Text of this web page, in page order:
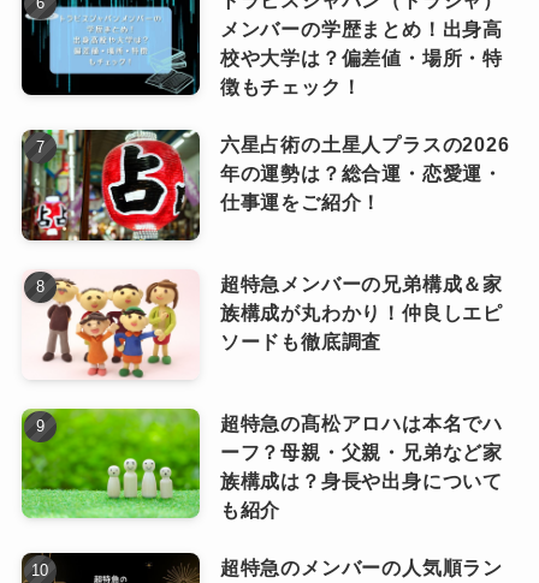
ファッション
ファッション面でも注目されています。
幾田さんの私服や撮影時の衣装は、どこ
かカジュアルで飾りすぎていないのに、
ちゃんとおしゃれに見える“こなれ感”が
あります。
ンツ、アクセントになる小さなイヤリングな
ど、真似しやすいけどセンスが光る着こなしが
特徴的です。
若い女性たちにとっては、「頑張
幾田りらの魅力は、単なる“かわいさ”や“音楽的
聴く人に自然と寄り添ってくるような温かさが
あります。
メンバーの学歴まとめ！出身高
校や大学は？偏差値・場所・特
徴もチェック！
六星占術の土星人プラスの2026
年の運勢は？総合運・恋愛運・
仕事運をご紹介！
超特急メンバーの兄弟構成＆家
族構成が丸わかり！仲良しエピ
ソードも徹底調査
超特急の髙松アロハは本名でハ
ーフ？母親・父親・兄弟など家
族構成は？身長や出身について
も紹介
超特急のメンバーの人気順ラン